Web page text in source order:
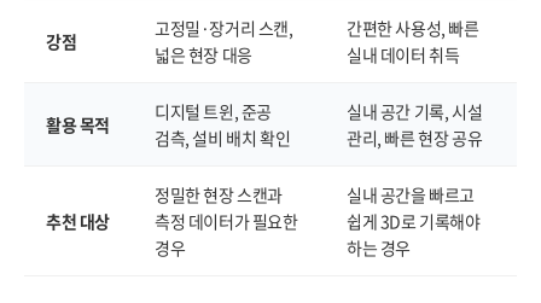
강점
고정밀·장거리 스캔,
넓은 현장 대응
간편한 사용성, 빠른
실내 데이터 취득
활용 목적
디지털 트윈, 준공
검측, 설비 배치 확인
실내 공간 기록, 시설
관리, 빠른 현장 공유
추천 대상
정밀한 현장 스캔과
측정 데이터가 필요한
경우
실내 공간을 빠르고
쉽게 3D로 기록해야
하는 경우